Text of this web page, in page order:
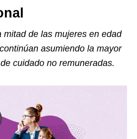
mitad de las mujeres en edad
asumiendo la mayor
cuidado no remuneradas.